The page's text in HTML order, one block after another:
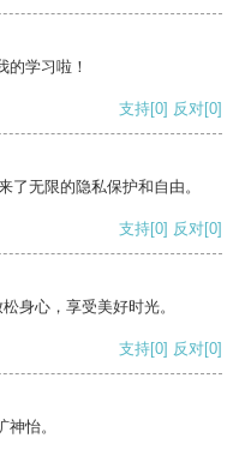
的学习啦！
支持[0] 反对[0]
了无限的隐私保护和自由。
支持[0] 反对[0]
身心，享受美好时光。
支持[0] 反对[0]
怡。